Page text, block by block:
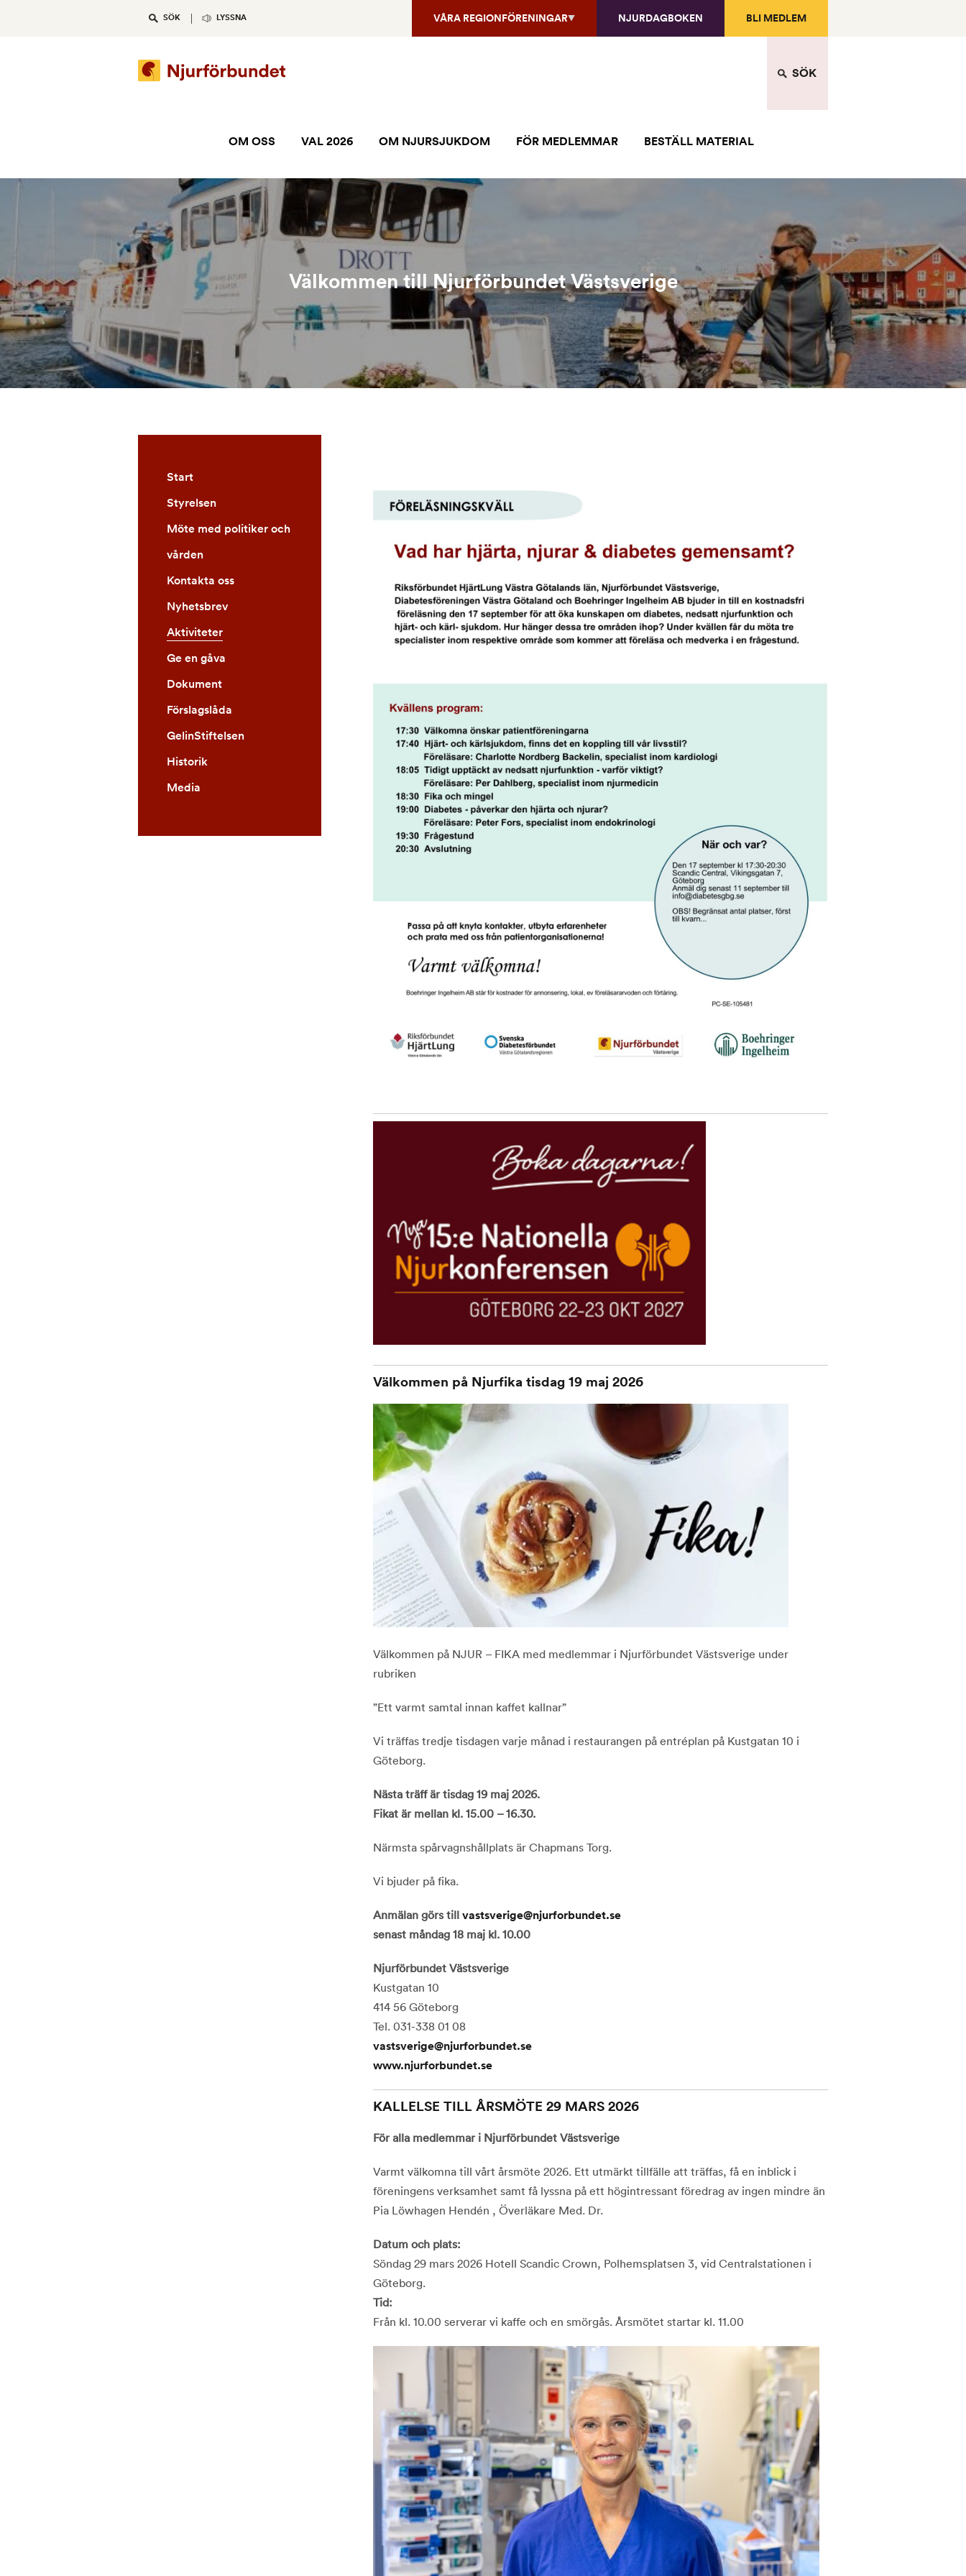
SÖK LYSSNA VÅRA REGIONFÖRENINGAR NJURDAGBOKEN BLI MEDLEM
SÖK
OM OSS VAL 2026 OM NJURSJUKDOM FÖR MEDLEMMAR BESTÄLL MATERIAL
Välkommen till Njurförbundet Västsverige
Start
Styrelsen
Möte med politiker och
vården
Kontakta oss
Nyhetsbrev
Aktiviteter
Ge en gåva
Dokument
Förslagslåda
GelinStiftelsen
Historik
Media
Välkommen på Njurfika tisdag 19 maj 2026
Välkommen på NJUR – FIKA med medlemmar i Njurförbundet Västsverige under
rubriken
”Ett varmt samtal innan kaffet kallnar”
Vi träffas tredje tisdagen varje månad i restaurangen på entréplan på Kustgatan 10 i
Göteborg.
Nästa träff är tisdag 19 maj 2026.
Fikat är mellan kl. 15.00 – 16.30.
Närmsta spårvagnshållplats är Chapmans Torg.
Vi bjuder på fika.
Anmälan görs till vastsverige@njurforbundet.se
senast måndag 18 maj kl. 10.00
Njurförbundet Västsverige
Kustgatan 10
414 56 Göteborg
Tel. 031-338 01 08
vastsverige@njurforbundet.se
www.njurforbundet.se
KALLELSE TILL ÅRSMÖTE 29 MARS 2026
För alla medlemmar i Njurförbundet Västsverige
Varmt välkomna till vårt årsmöte 2026. Ett utmärkt tillfälle att träffas, få en inblick i
föreningens verksamhet samt få lyssna på ett högintressant föredrag av ingen mindre än
Pia Löwhagen Hendén , Överläkare Med. Dr.
Datum och plats:
Söndag 29 mars 2026 Hotell Scandic Crown, Polhemsplatsen 3, vid Centralstationen i
Göteborg.
Tid:
Från kl. 10.00 serverar vi kaffe och en smörgås. Årsmötet startar kl. 11.00